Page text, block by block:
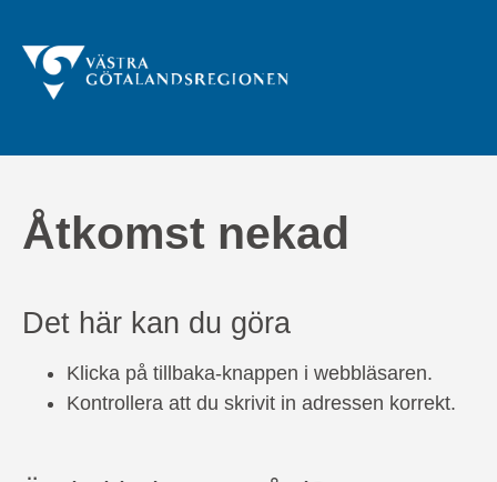
Åtkomst nekad
Det här kan du göra
Klicka på tillbaka-knappen i webbläsaren.
Kontrollera att du skrivit in adressen korrekt.